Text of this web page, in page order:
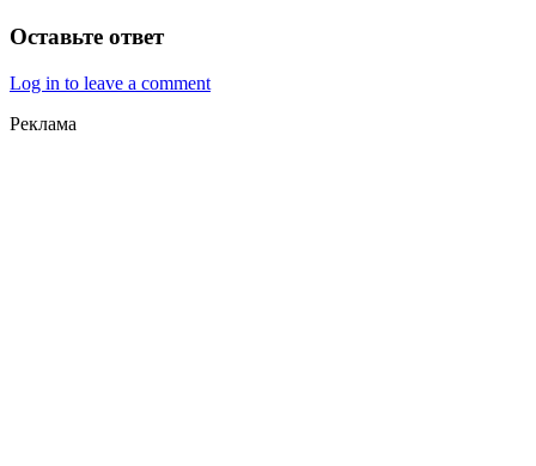
Оставьте ответ
Log in to leave a comment
Реклама